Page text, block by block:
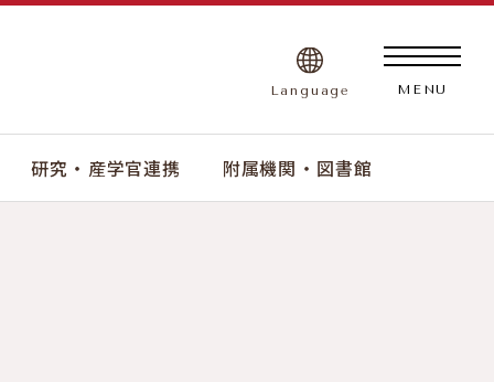
Language MENU
研究 ・ 産学官連携 附属機関 ・ 図書館